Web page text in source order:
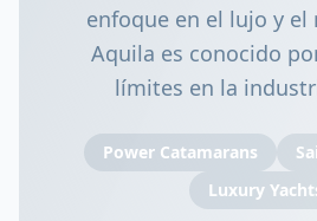
enfoque en el lujo y
Aquila es conocido
límites en la
Power Catamarans
Luxury